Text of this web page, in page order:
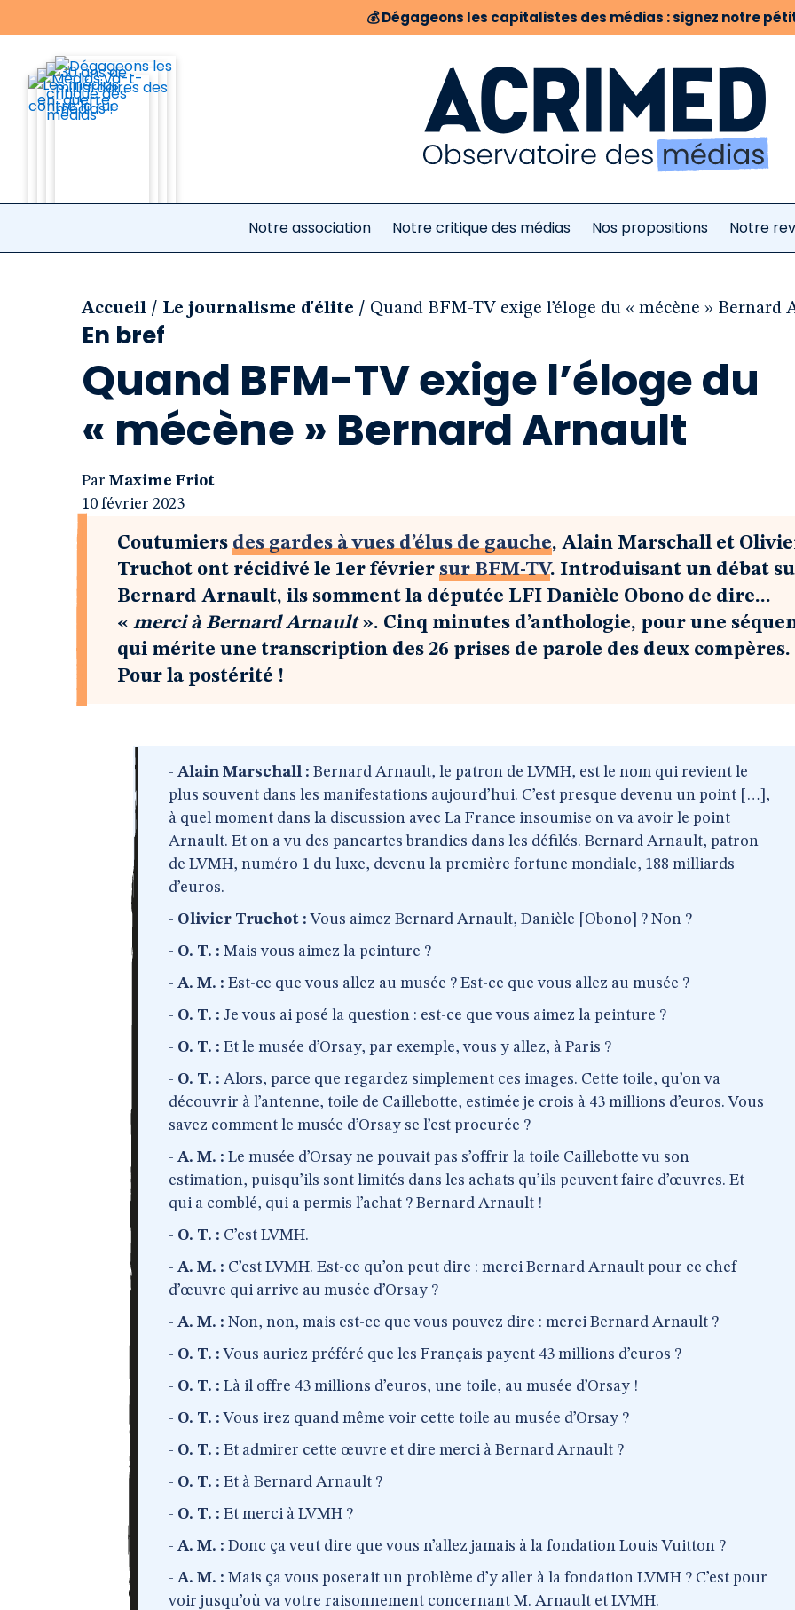
💰Dégageons les capitalistes des médias : signez notre
Notre association Notre critique des médias Nos propositions Notre
Accueil / Le journalisme d'élite / Quand BFM-TV exige l’éloge du « mécène » Bernard
En bref
Quand BFM-TV exige l’éloge du
« mécène » Bernard Arnault
Par Maxime Friot
10 février 2023
Coutumiers des gardes à vues d’élus de gauche, Alain Marschall et
Truchot ont récidivé le 1er février sur BFM-TV. Introduisant un débat
Bernard Arnault, ils somment la députée LFI Danièle Obono de dire...
« merci à Bernard Arnault». Cinq minutes d’anthologie, pour une
qui mérite une transcription des 26 prises de parole des deux compères.
Pour la postérité !
- Alain Marschall : Bernard Arnault, le patron de LVMH, est le nom qui revient le
plus souvent dans les manifestations aujourd’hui. C’est presque devenu un point […],
à quel moment dans la discussion avec La France insoumise on va avoir le point
Arnault. Et on a vu des pancartes brandies dans les défilés. Bernard Arnault, patron
de LVMH, numéro 1 du luxe, devenu la première fortune mondiale, 188 milliards
d’euros.
- Olivier Truchot : Vous aimez Bernard Arnault, Danièle [Obono] ? Non ?
- O. T. : Mais vous aimez la peinture ?
- A. M. : Est-ce que vous allez au musée ? Est-ce que vous allez au musée ?
- O. T. : Je vous ai posé la question : est-ce que vous aimez la peinture ?
- O. T. : Et le musée d’Orsay, par exemple, vous y allez, à Paris ?
- O. T. : Alors, parce que regardez simplement ces images. Cette toile, qu’on va
découvrir à l’antenne, toile de Caillebotte, estimée je crois à 43 millions d’euros. Vous
savez comment le musée d’Orsay se l’est procurée ?
- A. M. : Le musée d’Orsay ne pouvait pas s’offrir la toile Caillebotte vu son
estimation, puisqu’ils sont limités dans les achats qu’ils peuvent faire d’œuvres. Et
qui a comblé, qui a permis l’achat ? Bernard Arnault !
- O. T. : C’est LVMH.
- A. M. : C’est LVMH. Est-ce qu’on peut dire : merci Bernard Arnault pour ce chef
d’œuvre qui arrive au musée d’Orsay ?
- A. M. : Non, non, mais est-ce que vous pouvez dire : merci Bernard Arnault ?
- O. T. : Vous auriez préféré que les Français payent 43 millions d’euros ?
- O. T. : Là il offre 43 millions d’euros, une toile, au musée d’Orsay !
- O. T. : Vous irez quand même voir cette toile au musée d’Orsay ?
- O. T. : Et admirer cette œuvre et dire merci à Bernard Arnault ?
- O. T. : Et à Bernard Arnault ?
- O. T. : Et merci à LVMH ?
- A. M. : Donc ça veut dire que vous n’allez jamais à la fondation Louis Vuitton ?
- A. M. : Mais ça vous poserait un problème d’y aller à la fondation LVMH ? C’est pour
voir jusqu’où va votre raisonnement concernant M. Arnault et LVMH.